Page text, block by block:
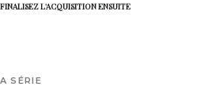
FINALISEZ L'ACQUISITION ENSUITE
SÉRIE